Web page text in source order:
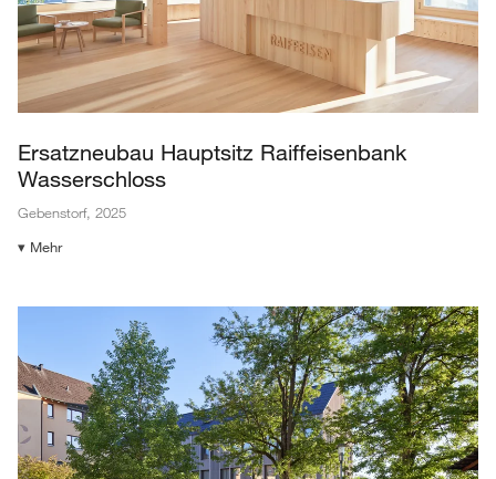
Ersatzneubau Hauptsitz Raiffeisenbank
Wasserschloss
Gebenstorf, 2025
▾ Mehr